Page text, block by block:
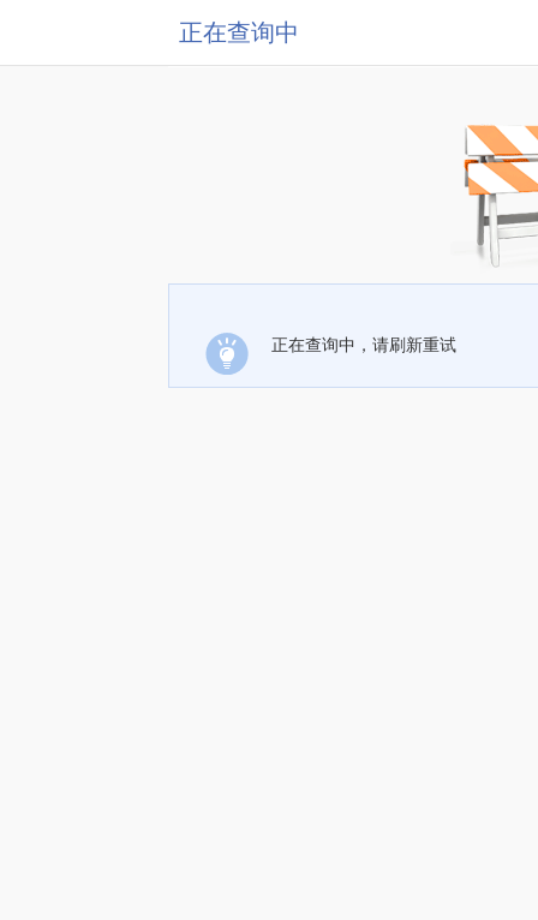
正在查询中
正在查询中，请刷新重试